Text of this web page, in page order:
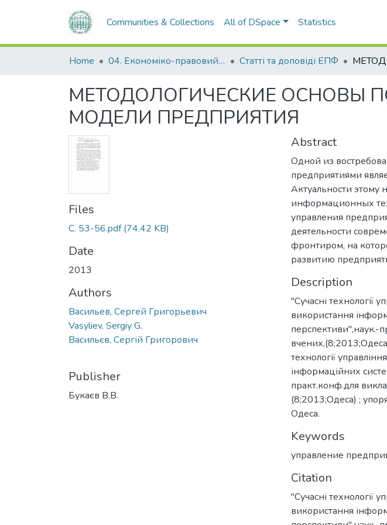
Communities & Collections All of DSpace Statistics
Home 04. Економіко-правовий факультет Статті та доповіді ЕПФ
МЕТОДОЛОГИЧЕСКИЕ ОСНОВЫ
МОДЕЛИ ПРЕДПРИЯТИЯ
Files
С. 53-56.pdf(74.42 KB)
Date
2013
Authors
Васильев, Сергей Григорьевич
Vasyliev, Sergiy G.
Васильєв, Сергій Григорович
Publisher
Букаєв В.В.
Abstract
Одной из
предприятиями
Актуальности
информационных
управления
деятельности
фронтиром, на
развитию
Description
"Сучасні технології
використання
перспективи",наук.-
технології
інформаційних
практ.конф.для
(8;2013;Одеса) ;
Одеса.
Keywords
управление
Citation
"Сучасні технології
використання